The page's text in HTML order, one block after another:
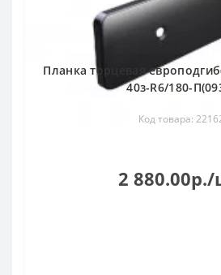
Планка торцевая
40з-R6/180-
Код товара:
2